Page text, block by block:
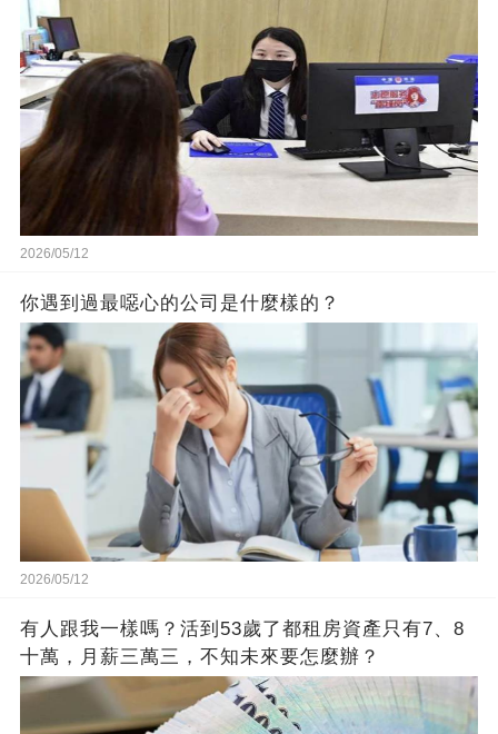
2026/05/12
你遇到過最噁心的公司是什麼樣的？
2026/05/12
有人跟我一樣嗎？活到53歲了都租房資產只有7、8
十萬，月薪三萬三，不知未來要怎麼辦？